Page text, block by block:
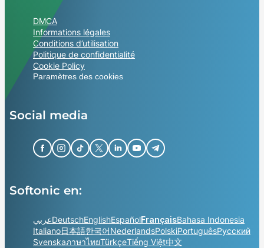
DMCA
Informations légales
Conditions d’utilisation
Politique de confidentialité
Cookie Policy
Paramètres des cookies
Social media
Softonic en:
عربيDeutschEnglishEspañolFrançaisBahasa Indonesia
Italiano日本語한국어NederlandsPolskiPortuguêsРусский
SvenskaภาษาไทยTürkçeTiếng Việt中文